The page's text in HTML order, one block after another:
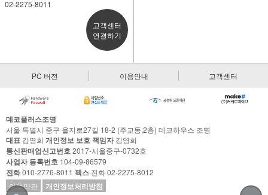
02-2275-8011
고객센터
연결하기
PC 버전 이용안내 고객센터
데코플러스조명
서울 특별시 중구 을지로27길 18-2 (주교동,2층) 데코하우스 조명
대표 김영희 개인정보 보호 책임자김영희
통신판매업신고번호2017-서울중구-0732호
사업자 등록번호 104-09-86579
전화010-2776-8011 팩스 전화 02-2275-8012
이용약관
개인정보처리방침